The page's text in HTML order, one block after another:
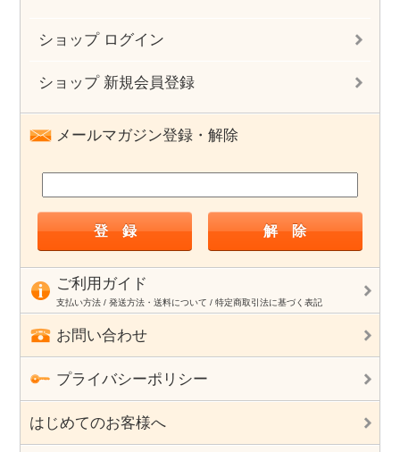
ショップ ログイン
ショップ 新規会員登録
メールマガジン登録・解除
ご利用ガイド
支払い方法 / 発送方法・送料について / 特定商取引法に基づく表記
お問い合わせ
プライバシーポリシー
はじめてのお客様へ